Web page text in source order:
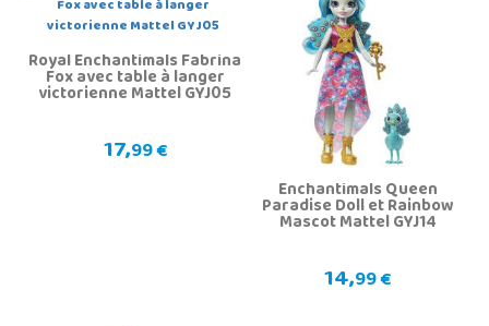
Royal Enchantimals Fabrina
Fox avec table à langer
victorienne Mattel GYJ05
17,99 €
Enchantimals Queen
Paradise Doll et Rainbow
Mascot Mattel GYJ14
14,99 €